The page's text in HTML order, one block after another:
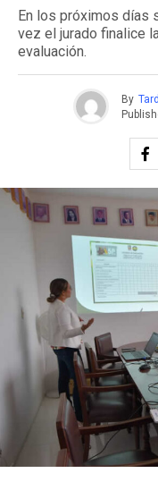
En los próximos días
vez el jurado finalice
evaluación.
By